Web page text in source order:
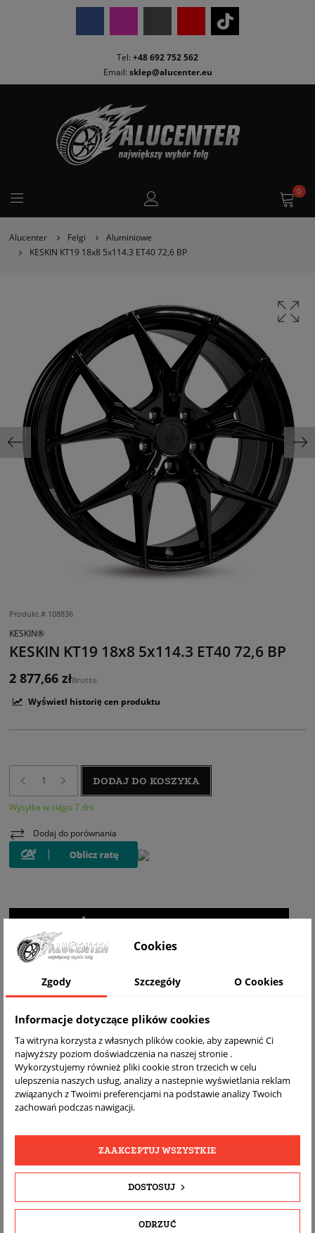
Tel: +48 692 752 562
Email: sklep@alucenter.eu
0
Alucenter Felgi
Aluminiowe
KESKIN KT19 18x8 5x114.3 ET40 72,6 BP
Produkt # 108836
KESKIN®
KESKIN KT19 18x8 5x114.3 ET40 72,6 BP
2 877,66 złBrutto
Wyświetl historię cen produktu
DODAJ DO KOSZYKA
Wysyłka w ciągu 7 dni
Dodaj do porównania
DARMOWA
WYSYŁKA
BEZPŁATNY
REALNE
SZCZEGÓŁY PRODUKTU
DOPASOWANIE
Cookies
Zgody Szczegóły O Cookies
Informacje dotyczące plików cookies
Ta witryna korzysta z własnych plików cookie, aby zapewnić Ci
najwyższy poziom doświadczenia na naszej stronie .
Wykorzystujemy również pliki cookie stron trzecich w celu
ulepszenia naszych usług, analizy a nastepnie wyświetlania reklam
związanych z Twoimi preferencjami na podstawie analizy Twoich
zachowań podczas nawigacji.
ODRZUĆ
DOSTOSUJ
ZAAKCEPTUJ WSZYSTKIE